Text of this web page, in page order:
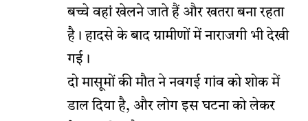
बच्चे वहां खेलने जाते हैं और खतरा बना रहता
है। हादसे के बाद ग्रामीणों में नाराजगी भी देखी
गई।
दो मासूमों की मौत ने नवगई गांव को शोक में
डाल दिया है, और लोग इस घटना को लेकर